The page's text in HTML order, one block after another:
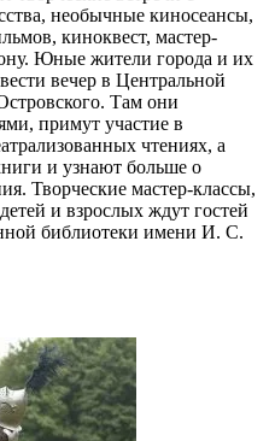
необычные киносеансы,
киноквест, мастер-
Юные жители города и их
вечер в Центральной
Там они
примут участие в
чтениях, а
и узнают больше о
Творческие мастер-классы,
и взрослых ждут гостей
библиотеки имени И. С.